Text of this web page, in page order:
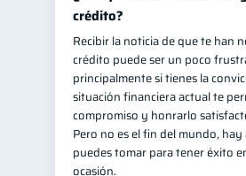
crédito?
Recibir la noticia de que te han
crédito puede ser un poco
principalmente si tienes la
situación financiera actual te
compromiso y honrarlo
Pero no es el fin del mundo,
puedes tomar para tener éxito
ocasión.